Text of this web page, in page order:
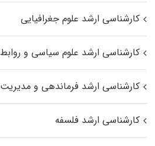
کارشناسی ارشد علوم جغرافیایی
کارشناسی ارشد علوم سیاسی و
کارشناسی ارشد فرماندهی و
کارشناسی ارشد فلسفه